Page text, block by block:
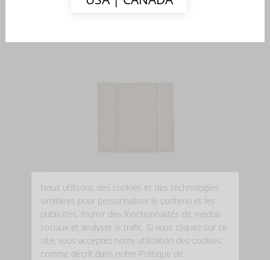
VIRGINIA
Serviette
A partir de 22,00 EUR
Existe en 1 couleur(s)
Nous utilisons des cookies et des technologies
similaires pour personnaliser le contenu et les
publicités, fournir des fonctionnalités de médias
sociaux et analyser le trafic. Si vous cliquez sur ce
site, vous acceptez notre utilisation des cookies,
comme décrit dans notre Politique de